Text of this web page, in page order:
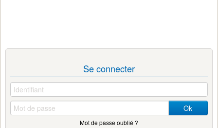
Se connecter
Ok
Mot de passe oublié ?